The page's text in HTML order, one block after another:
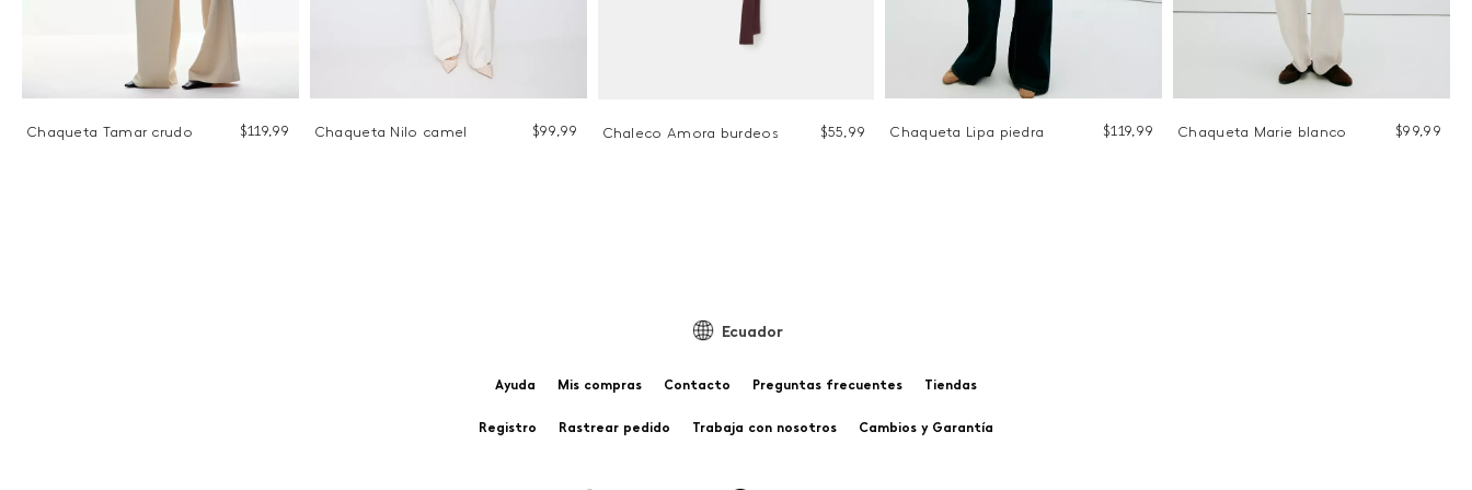
Chaqueta Tamar crudo $119,99 Chaqueta Nilo camel $99,99 Chaleco Amora burdeos $55 99 Chaqueta Lipa piedra $119,99 Chaqueta Marie blanco $99,99
Ecuador
Ayuda Mis compras Contacto Preguntas frecuentes Tiendas
Registro Rastrear pedido Trabaja con nosotros Cambios y Garantía